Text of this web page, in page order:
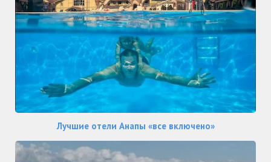
Лучшие отели Анапы «все включено»